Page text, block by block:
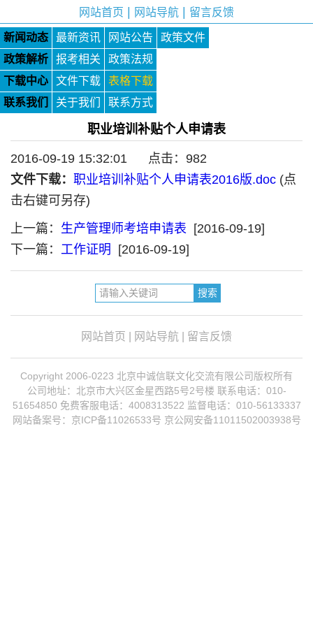
网站首页 网站导航 留言反馈
新闻动态 最新资讯 网站公告
政策文件
政策解析
报考相关
政策法规
下载中心
文件下载
表格下载
联系我们
关于我们 联系方式
职业培训补贴个人申请表
2016-09-19 15:32:01 点击： 982
文件下载： 职业培训补贴个人申请表2016版.doc (点
击右键可另存)
上一篇： 生产管理师考培申请表
[2016-09-19]
下一篇： 工作证明 [2016-09-19]
网站首页 网站导航 留言反馈
Copyright 2006-0223 北京中诚信联文化交流有限公司版权所有
公司地址：北京市大兴区金星西路5号2号楼 联系电话：010-
51654850 免费客服电话：4008313522 监督电话：010-56133337
网站备案号： 京ICP备11026533号 京公网安备11011502003938号